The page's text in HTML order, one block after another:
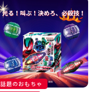
話題のおもちゃ